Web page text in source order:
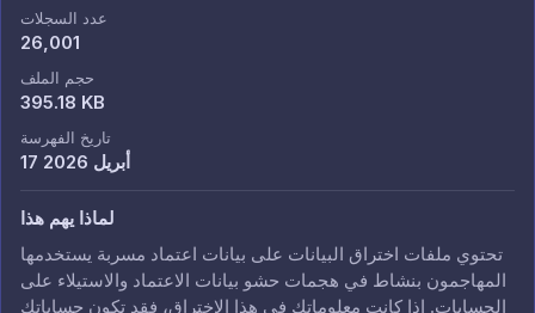
عدد السجلات
26,001
حجم الملف
395.18 KB
تاريخ الفهرسة
17 أبريل 2026
لماذا يهم هذا
تحتوي ملفات اختراق البيانات على بيانات اعتماد مسربة يستخدمها
المهاجمون بنشاط في هجمات حشو بيانات الاعتماد والاستيلاء على
الحسابات. إذا كانت معلوماتك في هذا الاختراق، فقد تكون حساباتك